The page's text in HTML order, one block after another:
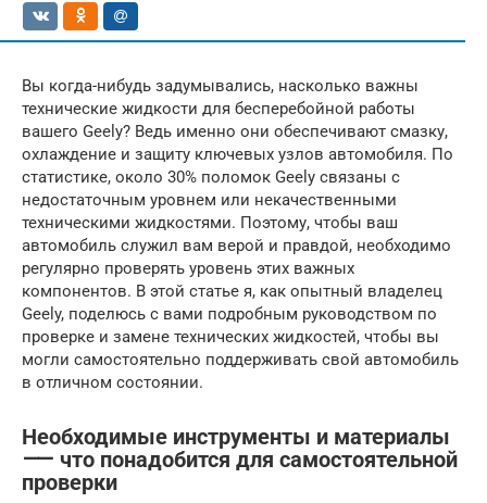
Вы когда-нибудь задумывались, насколько важны
технические жидкости для бесперебойной работы
вашего Geely? Ведь именно они обеспечивают смазку,
охлаждение и защиту ключевых узлов автомобиля. По
статистике, около 30% поломок Geely связаны с
недостаточным уровнем или некачественными
техническими жидкостями. Поэтому, чтобы ваш
автомобиль служил вам верой и правдой, необходимо
регулярно проверять уровень этих важных
компонентов. В этой статье я, как опытный владелец
Geely, поделюсь с вами подробным руководством по
проверке и замене технических жидкостей, чтобы вы
могли самостоятельно поддерживать свой автомобиль
в отличном состоянии.
Необходимые инструменты и материалы
⸺ что понадобится для самостоятельной
проверки